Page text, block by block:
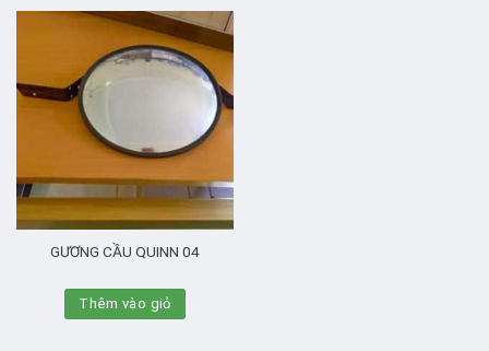
GƯƠNG CẦU QUINN 04
Thêm vào giỏ